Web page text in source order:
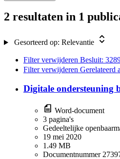
2 resultaten in 1
Gesorteerd op: Relevantie
Filter verwijderen Besluit:
Filter verwijderen Gerelateerd
Digitale ondersteuning
Word-document
3 pagina's
Gedeeltelijke
19 mei 2020
1.49 MB
Documentnummer